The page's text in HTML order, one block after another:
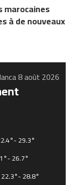
marocaines
à de nouveaux